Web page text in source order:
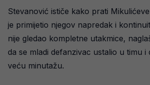
Stevanović ističe kako prati
je primijetio njegov napredak i
nije gledao kompletne utakmice,
da se mladi defanzivac ustalio u timu i
veću minutažu.